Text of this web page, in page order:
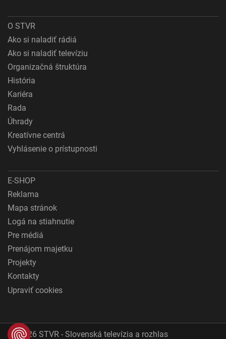
O STVR
Ako si naladiť rádiá
Ako si naladiť televíziu
Organizačná štruktúra
História
Kariéra
Rada
Úhrady
Kreatívne centrá
Vyhlásenie o prístupnosti
E-SHOP
Reklama
Mapa stránok
Logá na stiahnutie
Pre médiá
Prenájom majetku
Projekty
Kontakty
Upraviť cookies
© 2026 STVR - Slovenská televízia a rozhlas